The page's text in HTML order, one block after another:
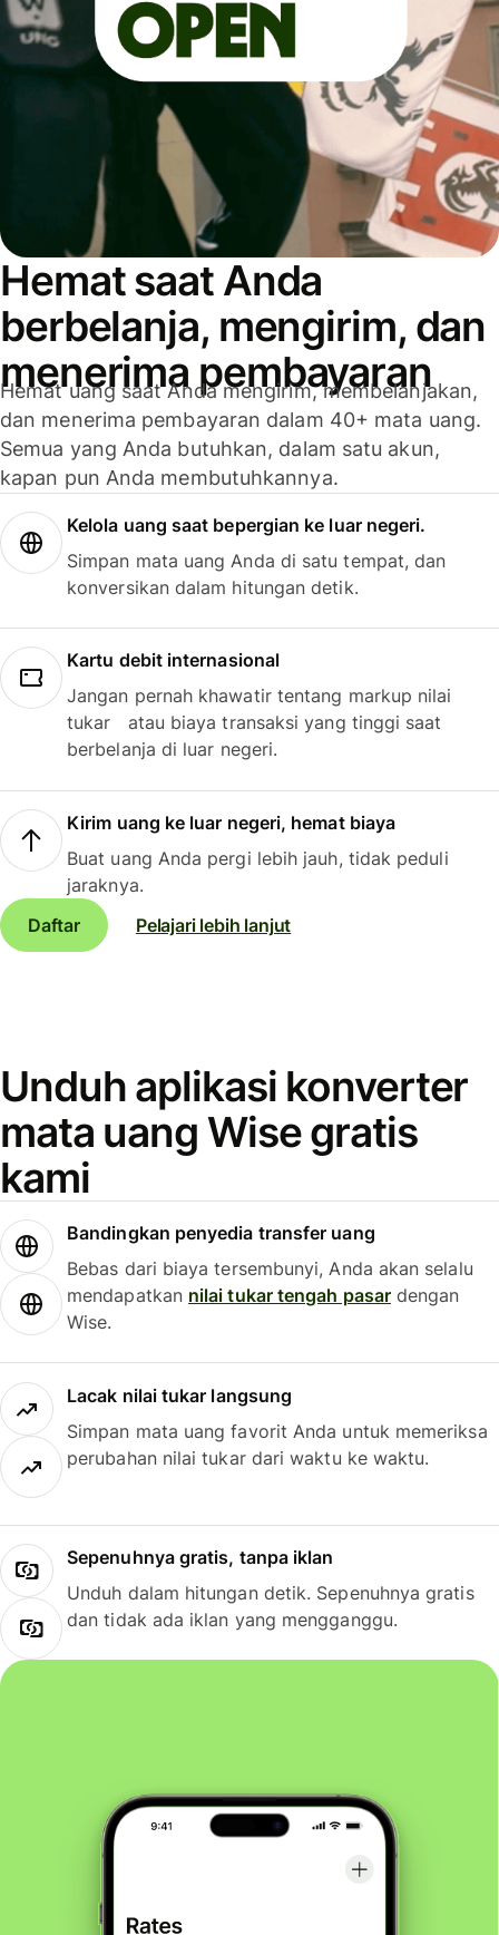
Hemat saat Anda
berbelanja, mengirim, dan
menerima pembayaran
Hemat uang saat Anda mengirim, membelanjakan,
dan menerima pembayaran dalam 40+ mata uang.
Semua yang Anda butuhkan, dalam satu akun,
kapan pun Anda membutuhkannya.
Kelola uang saat bepergian ke luar negeri.
Simpan mata uang Anda di satu tempat, dan
konversikan dalam hitungan detik.
Kartu debit internasional
Jangan pernah khawatir tentang markup nilai
tukar atau biaya transaksi yang tinggi saat
berbelanja di luar negeri.
Kirim uang ke luar negeri, hemat biaya
Buat uang Anda pergi lebih jauh, tidak peduli
jaraknya.
Daftar
Pelajari lebih lanjut
Unduh aplikasi konverter
mata uang Wise gratis
kami
Bandingkan penyedia transfer uang
Bebas dari biaya tersembunyi, Anda akan selalu
mendapatkan nilai tukar tengah pasardengan
Wise.
Lacak nilai tukar langsung
Simpan mata uang favorit Anda untuk memeriksa
perubahan nilai tukar dari waktu ke waktu.
Sepenuhnya gratis, tanpa iklan
Unduh dalam hitungan detik. Sepenuhnya gratis
dan tidak ada iklan yang mengganggu.